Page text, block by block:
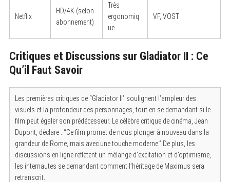
Netflix
HD/4K (selon
abonnement)
Très
ergonomiq
ue
VF, VOST
Critiques et Discussions sur Gladiator II : Ce
Qu’il Faut Savoir
Les premières critiques de “Gladiator II” soulignent l’ampleur des
visuels et la profondeur des personnages, tout en se demandant si le
film peut égaler son prédécesseur. Le célèbre critique de cinéma, Jean
Dupont, déclare : “Ce film promet de nous plonger à nouveau dans la
grandeur de Rome, mais avec une touche moderne.” De plus, les
discussions en ligne reflètent un mélange d’excitation et d’optimisme,
les internautes se demandant comment l’héritage de Maximus sera
retranscrit.